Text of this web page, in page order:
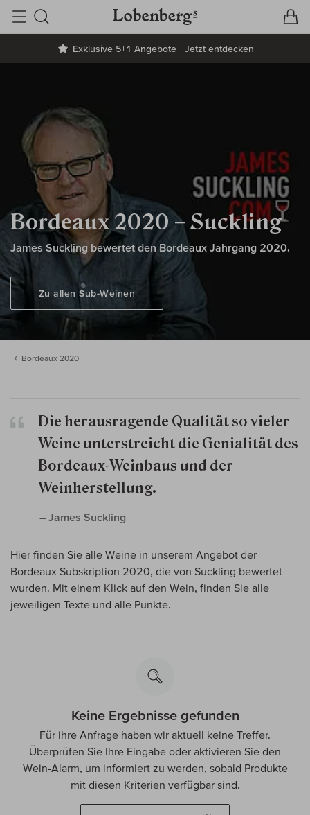
Exklusive 5+1 Angebote Jetzt entdecken
Suche
Bordeaux 2020 – Suckling
James Suckling bewertet den Bordeaux Jahrgang 2020.
Zu allen Sub-Weinen
Bordeaux 2020
Die herausragende Qualität so vieler
Weine unterstreicht die Genialität des
Bordeaux-Weinbaus und der
Weinherstellung.
– James Suckling
Hier finden Sie alle Weine in unserem Angebot der
Bordeaux Subskription 2020, die von Suckling bewertet
wurden. Mit einem Klick auf den Wein, finden Sie alle
jeweiligen Texte und alle Punkte.
Keine Ergebnisse gefunden
Für ihre Anfrage haben wir aktuell keine Treffer.
Überprüfen Sie Ihre Eingabe oder aktivieren Sie den
Wein-Alarm, um informiert zu werden, sobald Produkte
mit diesen Kriterien verfügbar sind.